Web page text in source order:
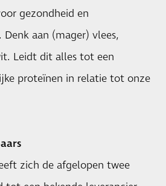
gezondheid en
aan (mager) vlees,
Leidt dit alles tot een
proteïnen in relatie tot onze
zich de afgelopen twee